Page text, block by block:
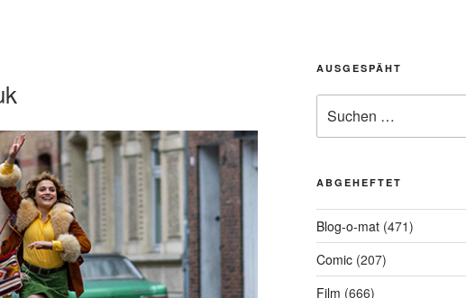
AUSGESPÄHT
nach:
ABGEHEFTET
Blog-o-mat(471)
Comic(207)
Film (666)